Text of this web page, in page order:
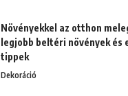
Növényekkel az otthon
legjobb beltéri növények és
tippek
Dekoráció